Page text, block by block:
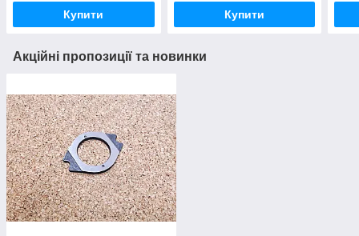
Купити Купити
Акційні пропозиції та новинки